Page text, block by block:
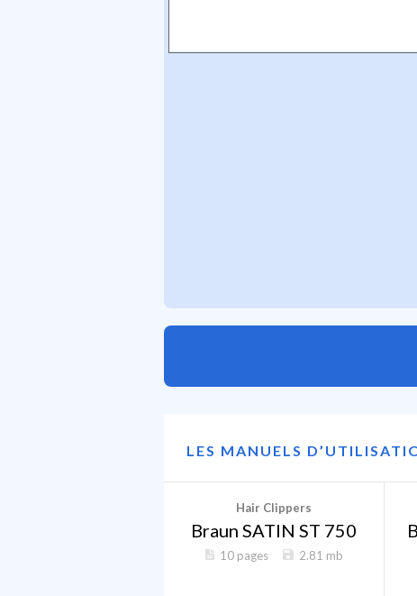
LES MANUELS
Hair Clippers
Braun SATIN ST 750
10 pages 2.81 mb